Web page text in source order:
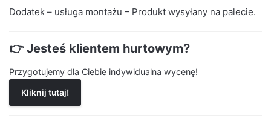
Dodatek – usługa montażu – Produkt wysyłany na palecie.
👉 Jesteś klientem hurtowym?
Przygotujemy dla Ciebie indywidualna wycenę!
Kliknij tutaj!